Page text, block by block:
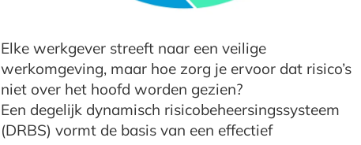
Elke werkgever streeft naar een veilige
werkomgeving, maar hoe zorg je ervoor dat risico’s
niet over het hoofd worden gezien?
Een degelijk dynamisch risicobeheersingssysteem
(DRBS) vormt de basis van een effectief